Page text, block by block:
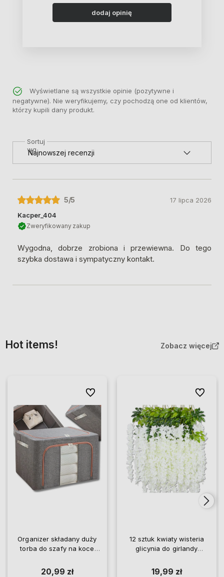
dodaj opinię
Wyświetlane są wszystkie opinie (pozytywne i
negatywne). Nie weryfikujemy, czy pochodzą one od klientów,
którzy kupili dany produkt.
Sortuj
wg
5/5
Kacper_404
Zweryfikowany zakup
Wygodna, dobrze zrobiona i przewiewna. Do tego
szybka dostawa i sympatyczny kontakt.
17 lipca 2026
Hot items! Zobacz więcej
Organizer składany duży
torba do szafy na koce
20,99 zł
Do ulubionych
12 sztuk kwiaty wisteria
glicynia do girlandy
19,99 zł
Do